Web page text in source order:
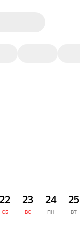
22
СБ
23
ВС
24
ПН
25
ВТ